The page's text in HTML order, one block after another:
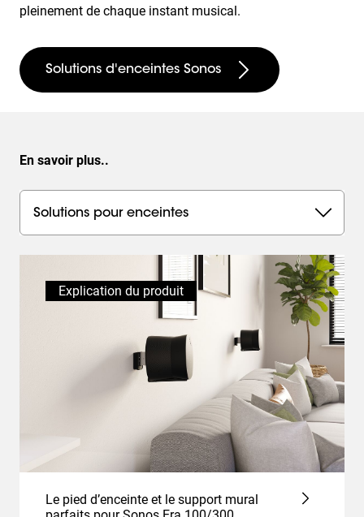
pleinement de chaque instant musical.
Solutions d'enceintes Sonos
En savoir plus..
Solutions pour enceintes
Explication du produit
Le pied d’enceinte et le support mural